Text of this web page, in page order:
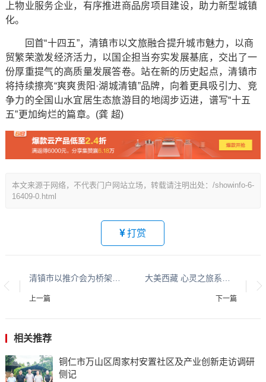
上物业服务企业，有序推进商品房项目建设，助力新型城镇
化。
回首“十四五”，清镇市以文旅融合提升城市魅力，以商
贸繁荣激发经济活力，以国企担当夯实发展基底，交出了一
份厚重提气的高质量发展答卷。站在新的历史起点，清镇市
将持续擦亮“爽爽贵阳·湖城清镇”品牌，向着更具吸引力、竞
争力的全国山水宜居生态旅游目的地阔步迈进，谱写“十五
五”更加绚烂的篇章。(龚 超)
本文来源于网络，不代表门户网站立场，转载请注明出处：/showinfo-6-
16409-0.html
打赏
上一篇 下一篇
相关推荐
铜仁市万山区周家村安置社区及产业创新走访调研
侧记